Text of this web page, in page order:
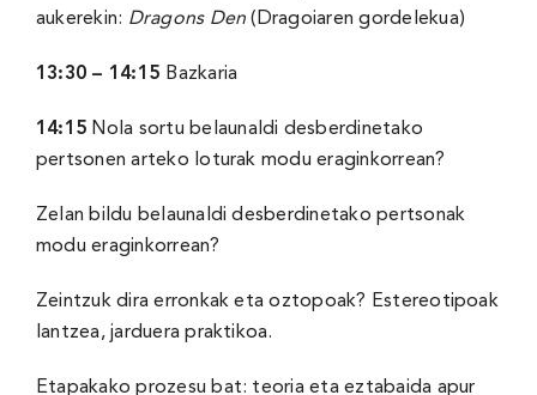
aukerekin: Dragons Den (Dragoiaren gordelekua)
13:30 – 14:15 Bazkaria
14:15 Nola sortu belaunaldi desberdinetako
pertsonen arteko loturak modu eraginkorrean?
Zelan bildu belaunaldi desberdinetako pertsonak
modu eraginkorrean?
Zeintzuk dira erronkak eta oztopoak? Estereotipoak
lantzea, jarduera praktikoa.
Etapakako prozesu bat: teoria eta eztabaida apur